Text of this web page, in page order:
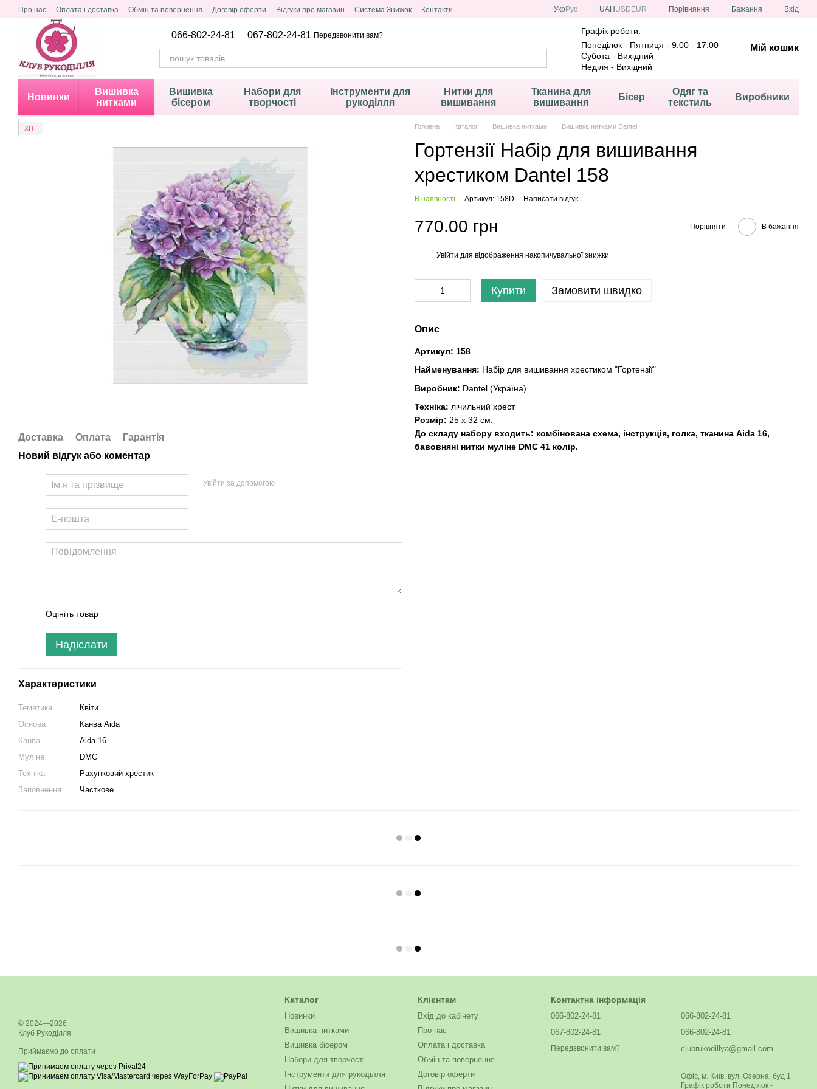
Перейти до основного контенту
Про нас Оплата і доставка Обмін та повернення Договір оферти Відгуки про магазин Система Знижок
Контакти
Політика конфіденційності
УкрРус UAH USD EUR Порівняння Бажання Вхід
066-802-24-81 067-802-24-81 Передзвонити вам?
Графік роботи:
Понеділок - Пятниця - 9.00 - 17.00
Субота - Вихідний
Неділя - Вихідний
Мій кошик
Новинки
Вишивка
нитками
Вишивка
бісером
Набори для
творчості
Інструменти для
рукоділля
Нитки для
вишивання
Тканина для
вишивання
Бісер
Одяг та
текстиль
Виробники
ХІТ
Доставка Оплата
Гарантія
Новий відгук або коментар
Увійти за допомогою
Оцініть товар
Надіслати
Характеристики
Тематика
Квіти
Основа
Канва Aida
Канва
Aida 16
Муліне
DMC
Техніка
Рахунковий хрестик
Заповнення
Часткове
Головна Каталог Вишивка нитками Вишивка нитками Dantel
Гортензії Набір для вишивання
хрестиком Dantel 158
В наявності Артикул: 158D Написати відгук
770.00 грн Порівняти В бажання
Увійти для відображення накопичувальної знижки
Купити Замовити швидко
Опис
Артикул: 158
Найменування: Набір для вишивання хрестиком "Гортензії"
Виробник: Dantel (Україна)
Техніка: лічильний хрест
Розмір: 25 х 32 см.
До складу набору входить: комбінована схема, інструкція, голка, тканина Aida 16,
бавовняні нитки муліне DMC 41 колір.
© 2024—2026
Клуб Рукоділля
Приймаємо до оплати
Каталог
Новинки
Вишивка нитками
Вишивка бісером
Набори для творчості
Інструменти для рукоділля
Клієнтам
Вхід до кабінету
Про нас
Оплата і доставка
Обмін та повернення
Договір оферти
Контактна інформація
066-802-24-81
067-802-24-81
Передзвонити вам?
066-802-24-81
066-802-24-81
clubrukodillya@gmail.com
Офіс, м. Київ, вул. Озерна, буд 1
Графік роботи Понеділок -